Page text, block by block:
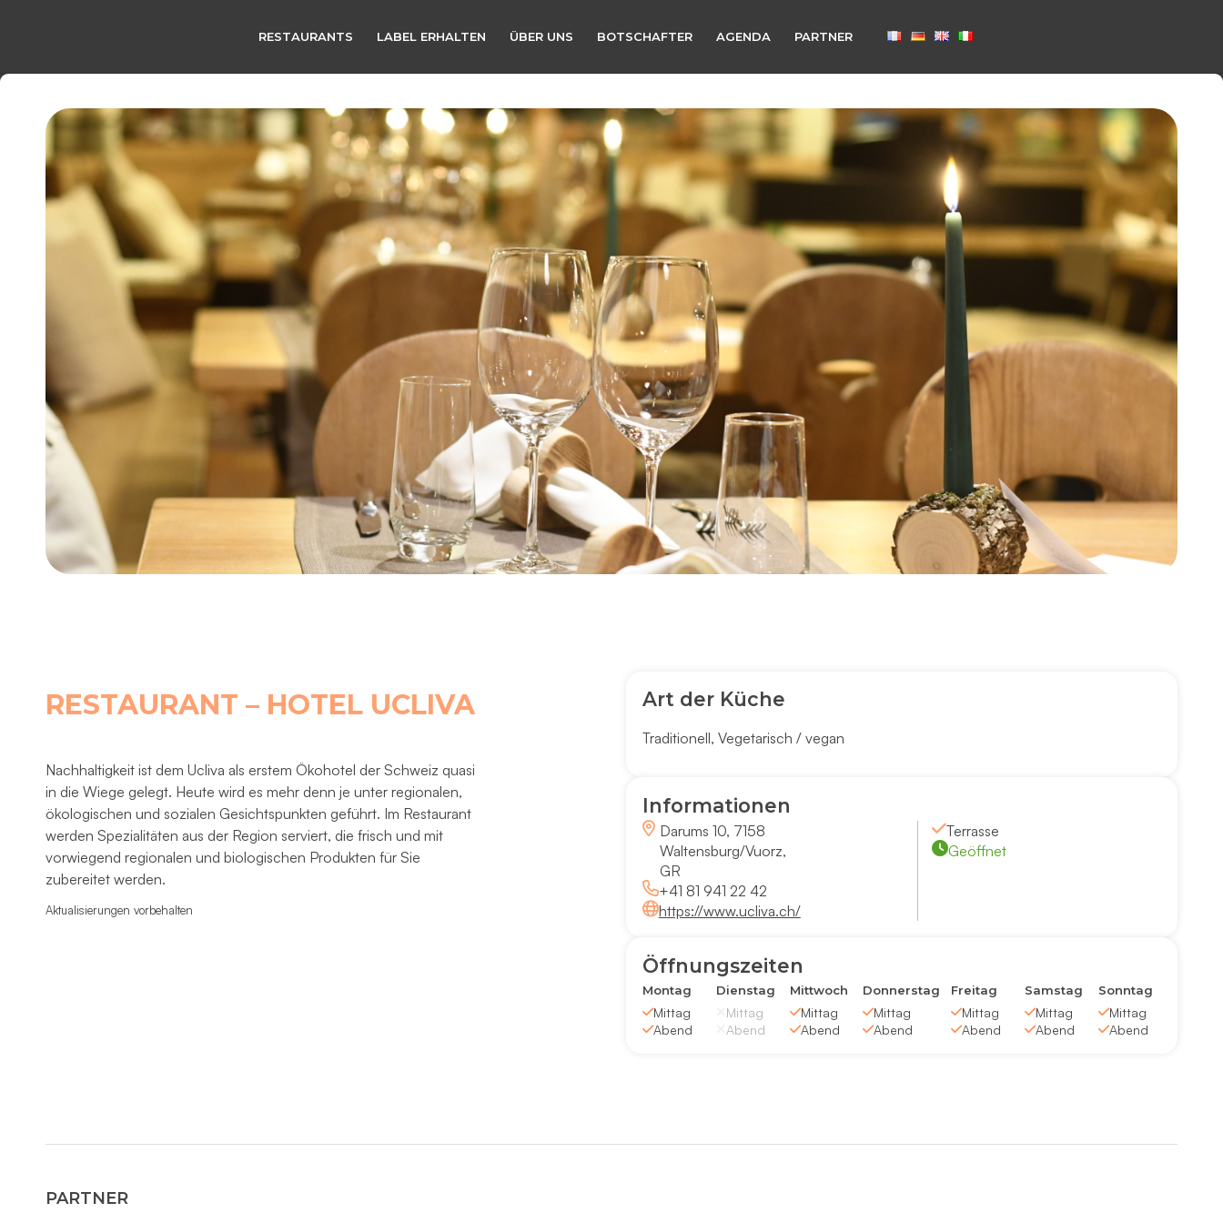
RESTAURANTS LABEL ERHALTEN ÜBER UNS BOTSCHAFTER AGENDA PARTNER
RESTAURANT – HOTEL UCLIVA
Nachhaltigkeit ist dem Ucliva als erstem Ökohotel der Schweiz quasi
in die Wiege gelegt. Heute wird es mehr denn je unter regionalen,
ökologischen und sozialen Gesichtspunkten geführt. Im Restaurant
werden Spezialitäten aus der Region serviert, die frisch und mit
vorwiegend regionalen und biologischen Produkten für Sie
zubereitet werden.
Aktualisierungen vorbehalten
Art der Küche
Traditionell, Vegetarisch / vegan
Informationen
Darums 10, 7158
Waltensburg/Vuorz,
GR
+41 81 941 22 42
https://www.ucliva.ch/
Terrasse
Geöffnet
Öffnungszeiten
Montag
Mittag
Abend
Dienstag
Mittag
Abend
Mittwoch
Mittag
Abend
Donnerstag
Mittag
Abend
Freitag
Mittag
Abend
Samstag
Mittag
Abend
Sonntag
Mittag
Abend
PARTNER